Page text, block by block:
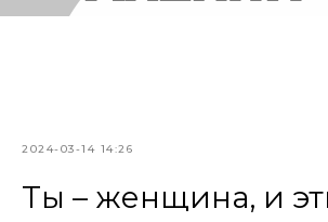
2024-03-14 14:26
Ты – женщина, и